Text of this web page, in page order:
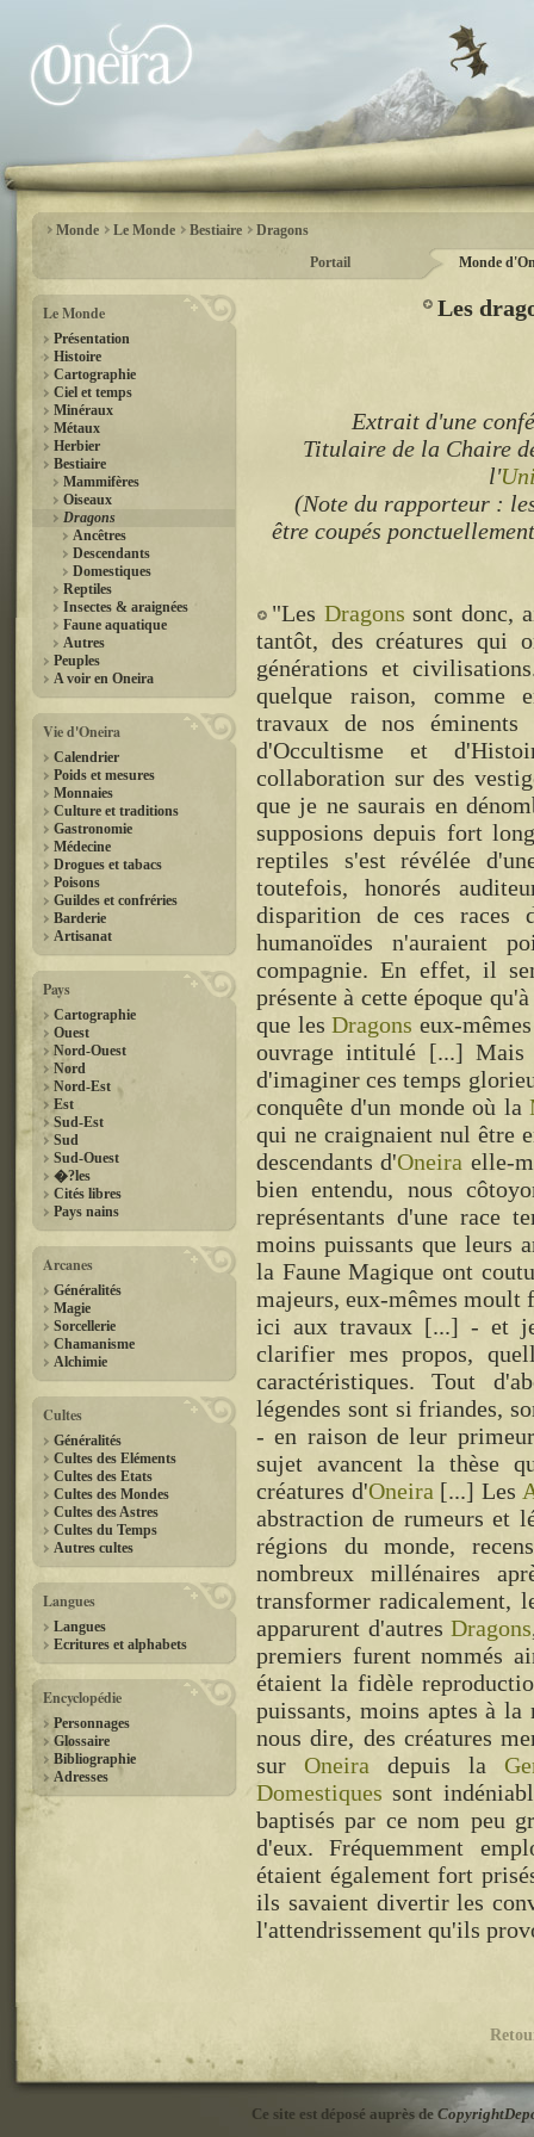
Monde Le Monde Bestiaire
Dragons
Portail
Monde
Le Monde
Présentation
Histoire
Cartographie
Ciel et temps
Minéraux
Métaux
Herbier
Bestiaire
Mammifères
Oiseaux
Dragons
Ancêtres
Descendants
Domestiques
Reptiles
Insectes & araignées
Faune aquatique
Autres
Peuples
A voir en Oneira
Vie d'Oneira
Calendrier
Poids et mesures
Monnaies
Culture et traditions
Gastronomie
Médecine
Drogues et tabacs
Poisons
Guildes et confréries
Barderie
Artisanat
Pays
Cartographie
Ouest
Nord-Ouest
Nord
Nord-Est
Est
Sud-Est
Sud
Sud-Ouest
�?les
Cités libres
Pays nains
Arcanes
Généralités
Magie
Sorcellerie
Chamanisme
Alchimie
Cultes
Généralités
Cultes des Eléments
Cultes des Etats
Cultes des Mondes
Cultes des Astres
Cultes du Temps
Autres cultes
Langues
Langues
Ecritures et alphabets
Encyclopédie
Personnages
Glossaire
Bibliographie
Adresses
Les
Extrait d'une
Titulaire de la Chaire
l'
(Note du rapporteur :
être coupés
"Les Dragons sont donc,
tantôt, des créatures qui
générations et
quelque raison, comme
travaux de nos éminents
d'Occultisme et
collaboration sur des
que je ne saurais en
supposions depuis fort
reptiles s'est révélée
toutefois, honorés
disparition de ces races
humanoïdes n'auraient
compagnie. En effet, il
présente à cette époque
que lesDragons eux-
ouvrage intitulé [...] Mais
d'imaginer ces temps
conquête d'un monde où la
qui ne craignaient nul être
descendants d'Oneira elle-
bien entendu, nous
représentants d'une race
moins puissants que leurs
la Faune Magique ont
majeurs, eux-mêmes moult
ici aux travaux [...] - et
clarifier mes propos,
caractéristiques. Tout
légendes sont si friandes,
- en raison de leur
sujet avancent la thèse
créatures d'Oneira [...] Les
abstraction de rumeurs et
régions du monde,
nombreux millénaires
transformer radicalement,
apparurent d'autresDragons
premiers furent nommés
étaient la fidèle
puissants, moins aptes à
nous dire, des créatures
sur Oneira depuis la
Domestiques sont
baptisés par ce nom peu
d'eux. Fréquemment
étaient également fort
ils savaient divertir les
l'attendrissement qu'ils
Ce site est déposé auprès de